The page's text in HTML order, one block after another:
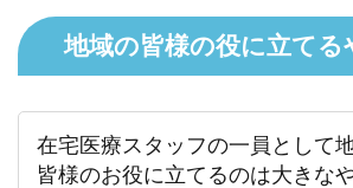
地域の皆様の役に立てる
在宅医療スタッフの一員として
皆様のお役に立てるのは大きな